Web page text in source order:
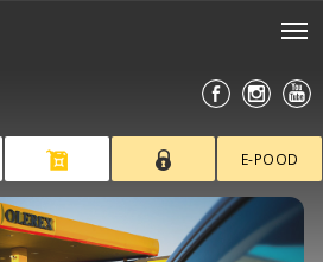
E-POOD